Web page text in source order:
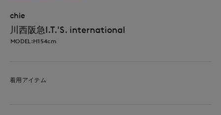
chie
川西阪急I.T.'S. international
MODEL:H154cm
着用アイテム